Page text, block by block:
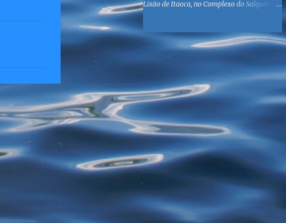
Lixão de Itaoca, no Complexo do Salgueiro,
catadores locais, como comida e material
higiênico, além de atendimento médico. O
Fórum Local espera contar com a
participação de ONGs locais e da população
do município. Aos interessados em
participar, basta se dirigir à Rua Dr.
horário 9h às 17h, de segunda a sexta. Mais
informações também podem ser obtidas
pelo telefone (21) 3474-1004 e pelo e-mail
agenda21sg@r7.com . O Lixão do Salgueiro
foi fechado em fevereiro por determinação
do Governo Federal, que está instituindo o
fim de lixões no Brasil até 2014. Os
habitantes da região que viviam do lixo há
mais de 40 anos - selecionando roupas e